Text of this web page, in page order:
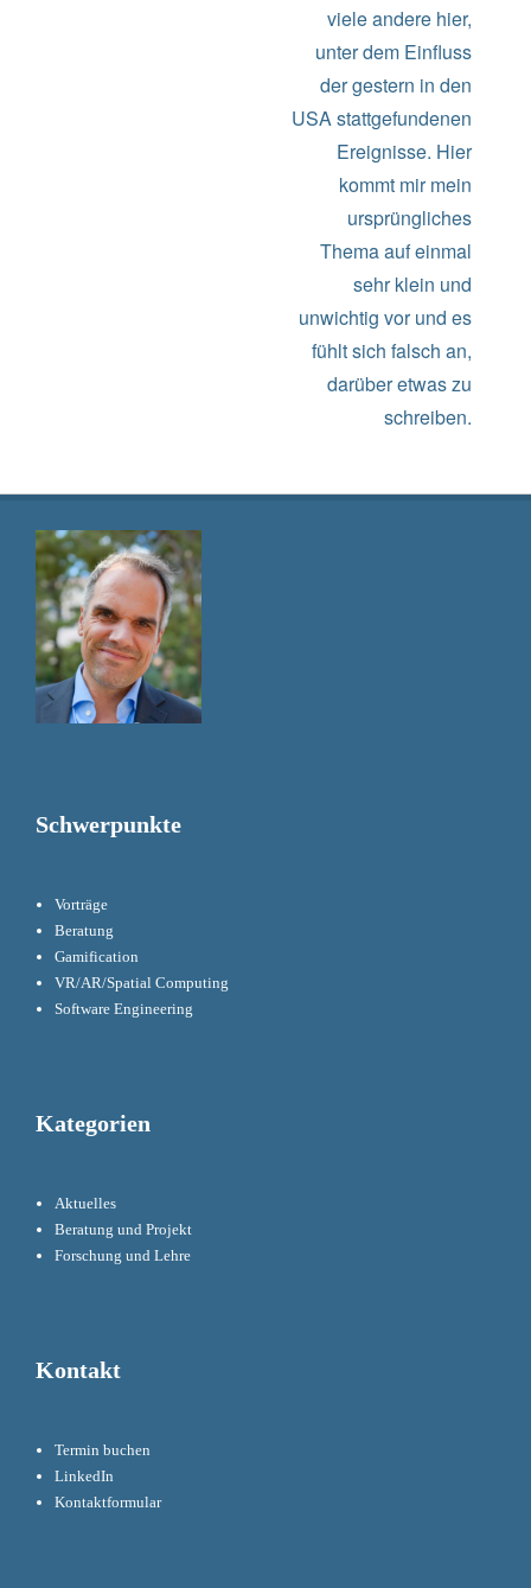
viele andere hier,
unter dem Einfluss
der gestern in den
USA stattgefundenen
Ereignisse. Hier
kommt mir mein
ursprüngliches
Thema auf einmal
sehr klein und
unwichtig vor und es
fühlt sich falsch an,
darüber etwas zu
schreiben.
Schwerpunkte
Vorträge
Beratung
Gamification
VR/AR/Spatial Computing
Software Engineering
Kategorien
Aktuelles
Beratung und Projekt
Forschung und Lehre
Kontakt
Termin buchen
LinkedIn
Kontaktformular